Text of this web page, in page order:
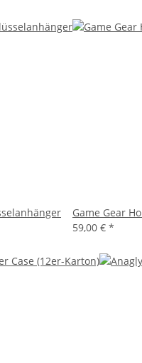
Game Gear
59,00 € *